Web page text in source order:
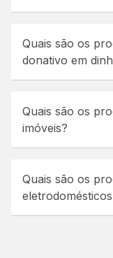
Quais são os
donativo em
Quais são os
imóveis?
Quais são os